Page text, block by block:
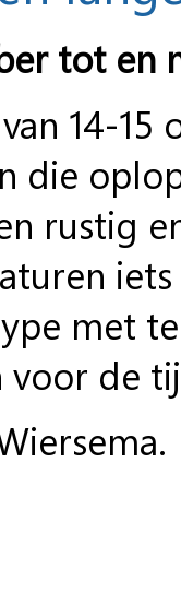
tot en
14-
rustig
met
de